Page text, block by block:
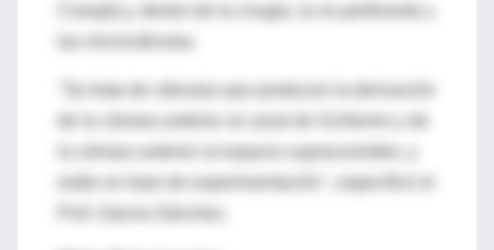
Cosopt) y, dentro de la cirugía, la no perforante y
la cámara anterior al espacio supracoroideo, y